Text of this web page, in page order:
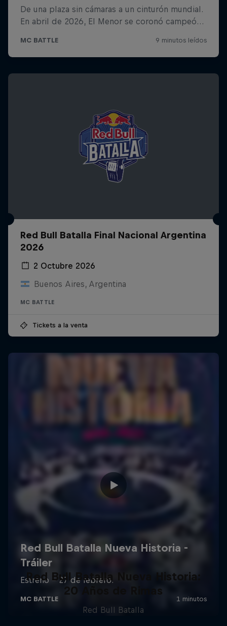
Red Bull Batalla Final Nacional Argentina
2026
2 Octubre 2026
Buenos Aires, Argentina
MC BATTLE
Tickets a la venta
Red Bull Batalla Nueva Historia:
20 Años de Rimas
Red Bull Batalla